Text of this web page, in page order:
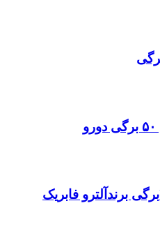
کاغذA4فتوگلاسه۲۳۰گرم۲۰برگی برندآلترو فابریک